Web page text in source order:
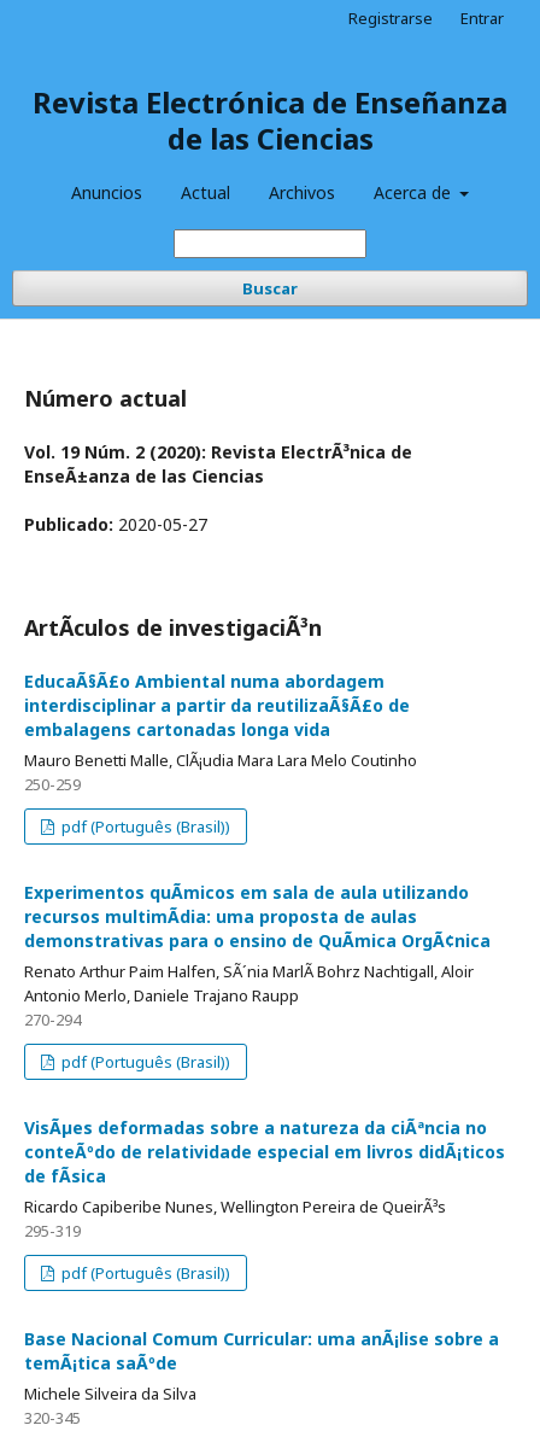
Revista Electrónica de Enseñanza
de las Ciencias
Anuncios Actual Archivos Acerca de
Buscar
Registrarse Entrar
Número actual
Vol. 19 Núm. 2 (2020): Revista ElectrÃ³nica de
EnseÃ±anza de las Ciencias
Publicado: 2020-05-27
ArtÃ­culos de investigaciÃ³n
EducaÃ§Ã£o Ambiental numa abordagem
interdisciplinar a partir da reutilizaÃ§Ã£o de
embalagens cartonadas longa vida
Mauro Benetti Malle, ClÃ¡udia Mara Lara Melo Coutinho
250-259
pdf (Português (Brasil))
Experimentos quÃ­micos em sala de aula utilizando
recursos multimÃ­dia: uma proposta de aulas
demonstrativas para o ensino de QuÃ­mica OrgÃ¢nica
Renato Arthur Paim Halfen, SÃ´nia MarlÃ­ Bohrz Nachtigall, Aloir
Antonio Merlo, Daniele Trajano Raupp
270-294
pdf (Português (Brasil))
VisÃµes deformadas sobre a natureza da ciÃªncia no
conteÃºdo de relatividade especial em livros didÃ¡ticos
de fÃ­sica
Ricardo Capiberibe Nunes, Wellington Pereira de QueirÃ³s
295-319
pdf (Português (Brasil))
Base Nacional Comum Curricular: uma anÃ¡lise sobre a
temÃ¡tica saÃºde
Michele Silveira da Silva
320-345